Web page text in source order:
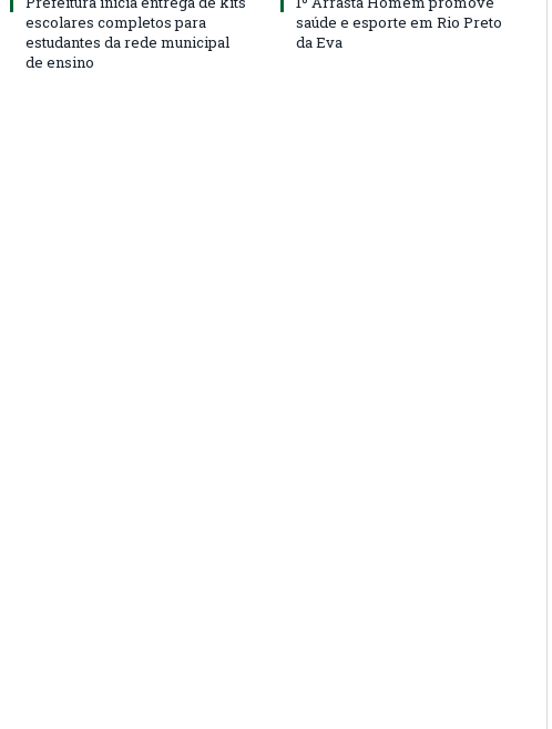
escolares completos para
estudantes da rede municipal
de ensino
saúde e esporte em Rio Preto
da Eva